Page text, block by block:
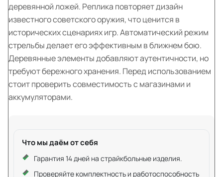
деревянной ложей. Реплика повторяет дизайн
известного советского оружия, что ценится в
исторических сценариях игр. Автоматический режим
стрельбы делает его эффективным в ближнем бою.
Деревянные элементы добавляют аутентичности, но
требуют бережного хранения. Перед использованием
стоит проверить совместимость с магазинами и
аккумуляторами.
Что мы даём от себя
Гарантия 14 дней на страйкбольные изделия.
Проверяйте комплектность и работоспособность